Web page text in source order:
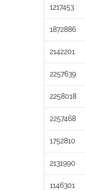
1217453
1872886
2142201
2257639
2258018
2257468
1752810
2131990
1146301